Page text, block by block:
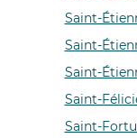
Saint-
Saint-
Saint-
Saint-
Saint-